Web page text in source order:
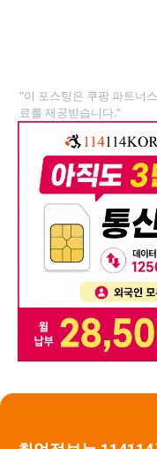
"이 포스팅은 쿠팡 파트너
료를 제공받습니다."